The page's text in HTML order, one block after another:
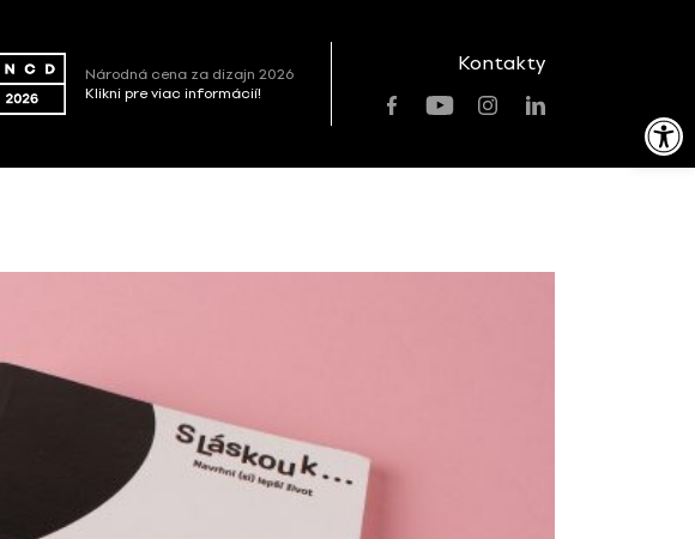
Open toolbar
Národná cena za dizajn 2026
Klikni pre viac informácií!
Kontakty